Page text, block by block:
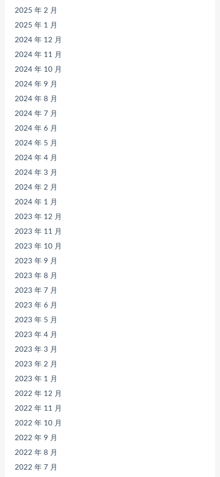
2025 年 2 月
2025 年 1 月
2024 年 12 月
2024 年 11 月
2024 年 10 月
2024 年 9 月
2024 年 8 月
2024 年 7 月
2024 年 6 月
2024 年 5 月
2024 年 4 月
2024 年 3 月
2024 年 2 月
2024 年 1 月
2023 年 12 月
2023 年 11 月
2023 年 10 月
2023 年 9 月
2023 年 8 月
2023 年 7 月
2023 年 6 月
2023 年 5 月
2023 年 4 月
2023 年 3 月
2023 年 2 月
2023 年 1 月
2022 年 12 月
2022 年 11 月
2022 年 10 月
2022 年 9 月
2022 年 8 月
2022 年 7 月